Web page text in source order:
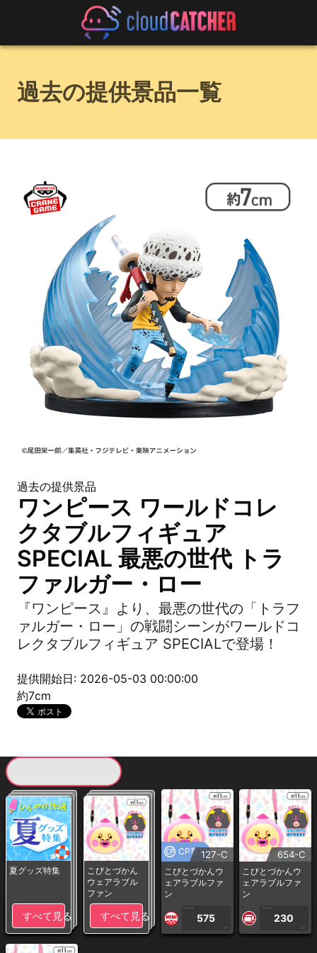
過去の提供景品一覧
過去の提供景品
ワンピース ワールドコレ
クタブルフィギュア
SPECIAL 最悪の世代 トラ
ファルガー・ロー
『ワンピース』より、最悪の世代の「トラフ
ァルガー・ロー」の戦闘シーンがワールドコ
レクタブルフィギュア SPECIALで登場！
提供開始日: 2026-05-03 00:00:00
約7cm
夏グッズ特集
すべて見る
こびとづかん
ウェアラブル
ファン
すべて見る
CP専用127-C
こびとづかんウ
ェアラブルファ
ン
1PLAY
575
CP
654-C
こびとづかんウ
ェアラブルファ
ン
1PLAY
230
CP